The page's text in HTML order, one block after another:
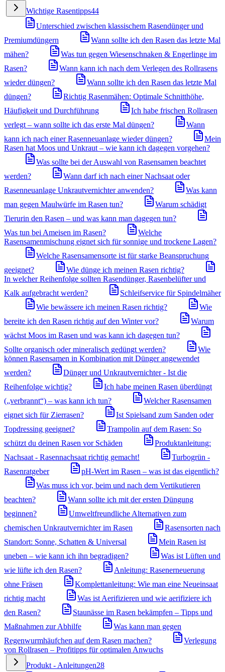
Wichtige Rasentipps44
Unterschied zwischen klassischem Rasendünger und
Premiumdüngern
Wann sollte ich den Rasen das letzte Mal
mähen?
Was tun gegen Wiesenschnaken & Engerlinge im
Rasen?
Wann kann ich nach dem Verlegen des Rollrasens
wieder düngen?
Wann sollte ich den Rasen das letzte Mal
düngen?
Richtig Rasenmähen: Optimale Schnitthöhe,
Häufigkeit und Durchführung
Ich habe frischen Rollrasen
verlegt – wann sollte ich das erste Mal düngen?
Wann
kann ich nach einer Rasenneuanlage wieder düngen?
Mein
Rasen hat Moos und Unkraut – wie kann ich dagegen vorgehen?
Was sollte bei der Auswahl von Rasensamen beachtet
werden?
Wann darf ich nach einer Nachsaat oder
Rasenneuanlage Unkrautvernichter anwenden?
Was kann
man gegen Maulwürfe im Rasen tun?
Warum schädigt
Tierurin den Rasen – und was kann man dagegen tun?
Was tun bei Ameisen im Rasen?
Welche
Rasensamenmischung eignet sich für sonnige und trockene Lagen?
Welche Rasensamensorte ist für starke Beanspruchung
geeignet?
Wie dünge ich meinen Rasen richtig?
In welcher Reihenfolge sollten Rasendünger, Rasenbelüfter und
Kalk aufgebracht werden?
Schleifservice für Spindelmäher
Wie bewässere ich meinen Rasen richtig?
Wie
bereite ich den Rasen richtig auf den Winter vor?
Warum
wächst Moos im Rasen und was kann ich dagegen tun?
Sollte organisch oder mineralisch gedüngt werden?
Wie
können Rasensamen in Kombination mit Dünger angewendet
werden?
Dünger und Unkrautvernichter - Ist die
Reihenfolge wichtig?
Ich habe meinen Rasen überdüngt
(„verbrannt“) – was kann ich tun?
Welcher Rasensamen
eignet sich für Zierrasen?
Ist Spielsand zum Sanden oder
Topdressing geeignet?
Trampolin auf dem Rasen: So
schützt du deinen Rasen vor Schäden
Produktanleitung:
Nachsaat - Rasennachsaat richtig gemacht!
Turbogrün -
Rasenratgeber
pH-Wert im Rasen – was ist das eigentlich?
Was muss ich vor, beim und nach dem Vertikutieren
beachten?
Wann sollte ich mit der ersten Düngung
beginnen?
Umweltfreundliche Alternativen zum
chemischen Unkrautvernichter im Rasen
Rasensorten nach
Standort: Sonne, Schatten & Universal
Mein Rasen ist
uneben – wie kann ich ihn begradigen?
Was ist Lüften und
wie lüfte ich den Rasen?
Anleitung: Rasenerneuerung
ohne Fräsen
Komplettanleitung: Wie man eine Neueinsaat
richtig macht
Was ist Aerifizieren und wie aerifiziere ich
den Rasen?
Staunässe im Rasen bekämpfen – Tipps und
Maßnahmen zur Abhilfe
Was kann man gegen
Regenwurmhäufchen auf dem Rasen machen?
Verlegung
von Rollrasen – Profitipps für optimalen Anwuchs
Produkt - Anleitungen28